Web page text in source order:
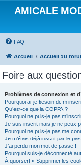
AMICALE
FAQ
Accueil Accueil du
Foire aux
Problèmes de connexion et
Pourquoi ai-je besoin de
Qu’est-ce que la COPPA ?
Pourquoi ne puis-je pas
Je suis inscrit mais je ne peux
Pourquoi ne puis-je pas me
Je m’étais déjà inscrit par le
J’ai perdu mon mot de passe !
Pourquoi suis-je déconnecté
À quoi sert « Supprimer les